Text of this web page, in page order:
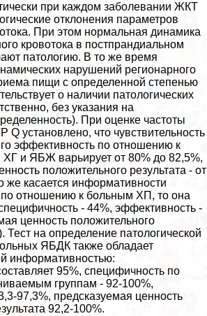
при каждом заболевании ЖКТ
отклонения параметров
При этом нормальная динамика
кровотока в постпрандиальном
патологию. В то же время
нарушений регионарного
пищи с определенной степенью
о наличии патологических
без указания на
При оценке частоты
Q установлено, что чувствительность
эффективность по отношению к
и ЯБЖ варьирует от 80% до 82,5%,
положительного результата - от
же касается информативности
по отношению к больным ХП, то она
- 44%, эффективность -
ценность положительного
Тест на определение патологической
ЯБДК также обладает
информативностью:
95%, специфичность по
группам - 92-100%,
97,3%, предсказуемая ценность
92,2-100%.